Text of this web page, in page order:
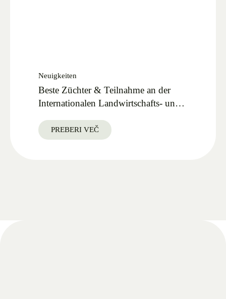
Neuigkeiten
Beste Züchter & Teilnahme an der
Internationalen Landwirtschafts- und
PREBERI VEČ